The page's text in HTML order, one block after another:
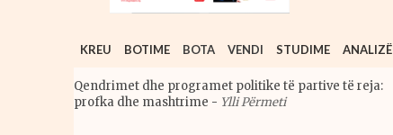
KREU BOTIME BOTA VENDI STUDIME ANALIZË
Qendrimet dhe programet politike të partive të reja:
profka dhe mashtrime - Ylli Përmeti